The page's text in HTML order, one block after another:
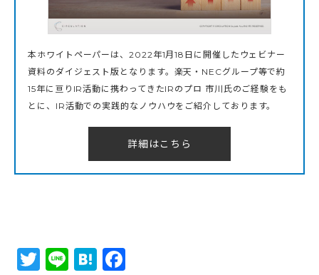
本ホワイトペーパーは、2022年1月18日に開催したウェビナー
資料のダイジェスト版となります。楽天・NECグループ等で約
15年に亘りIR活動に携わってきたIRのプロ 市川氏のご経験をも
とに、IR活動での実践的なノウハウをご紹介しております。
詳細はこちら
Twitter
LineHatena